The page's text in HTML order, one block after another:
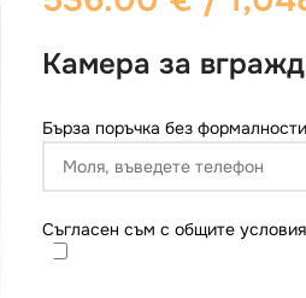
Камера за
Бърза поръчка без формалности
Съгласен съм с общите